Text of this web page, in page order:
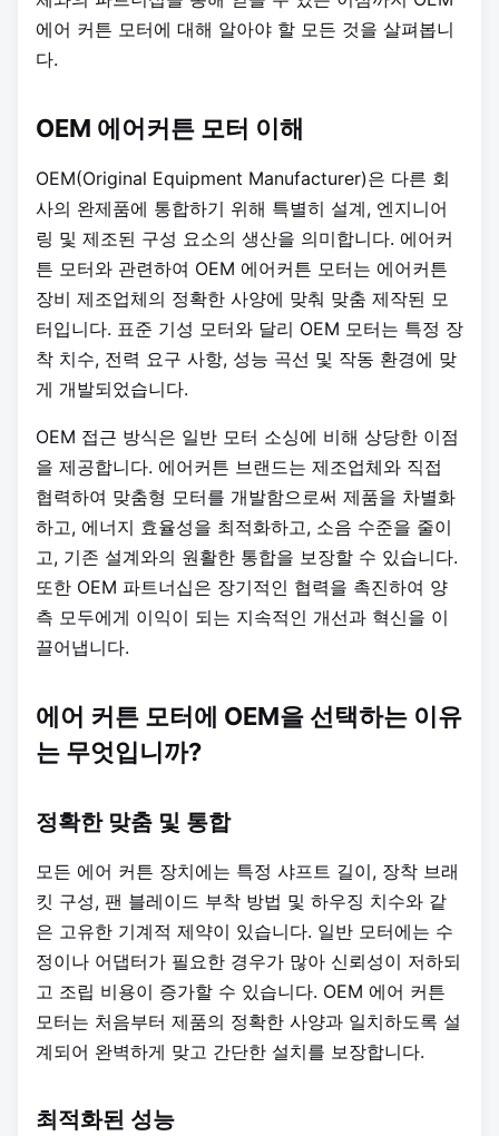
에어 커튼 모터에 대해 알아야 할 모든 것을 살펴봅니
다.
OEM 에어커튼 모터 이해
OEM(Original Equipment Manufacturer)은 다른 회
사의 완제품에 통합하기 위해 특별히 설계, 엔지니어
링 및 제조된 구성 요소의 생산을 의미합니다. 에어커
튼 모터와 관련하여 OEM 에어커튼 모터는 에어커튼
장비 제조업체의 정확한 사양에 맞춰 맞춤 제작된 모
터입니다. 표준 기성 모터와 달리 OEM 모터는 특정 장
착 치수, 전력 요구 사항, 성능 곡선 및 작동 환경에 맞
게 개발되었습니다.
OEM 접근 방식은 일반 모터 소싱에 비해 상당한 이점
을 제공합니다. 에어커튼 브랜드는 제조업체와 직접
협력하여 맞춤형 모터를 개발함으로써 제품을 차별화
하고, 에너지 효율성을 최적화하고, 소음 수준을 줄이
고, 기존 설계와의 원활한 통합을 보장할 수 있습니다.
또한 OEM 파트너십은 장기적인 협력을 촉진하여 양
측 모두에게 이익이 되는 지속적인 개선과 혁신을 이
끌어냅니다.
에어 커튼 모터에 OEM을 선택하는 이유
는 무엇입니까?
정확한 맞춤 및 통합
모든 에어 커튼 장치에는 특정 샤프트 길이, 장착 브래
킷 구성, 팬 블레이드 부착 방법 및 하우징 치수와 같
은 고유한 기계적 제약이 있습니다. 일반 모터에는 수
정이나 어댑터가 필요한 경우가 많아 신뢰성이 저하되
고 조립 비용이 증가할 수 있습니다. OEM 에어 커튼
모터는 처음부터 제품의 정확한 사양과 일치하도록 설
계되어 완벽하게 맞고 간단한 설치를 보장합니다.
최적화된 성능